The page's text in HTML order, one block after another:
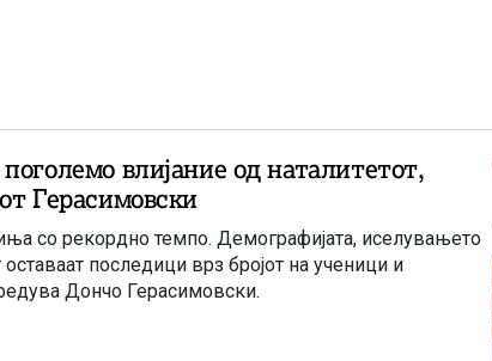
влијание од наталитетот,
Герасимовски
со рекордно темпо. Демографијата, иселувањето
последици врз бројот на ученици и
Дончо Герасимовски.